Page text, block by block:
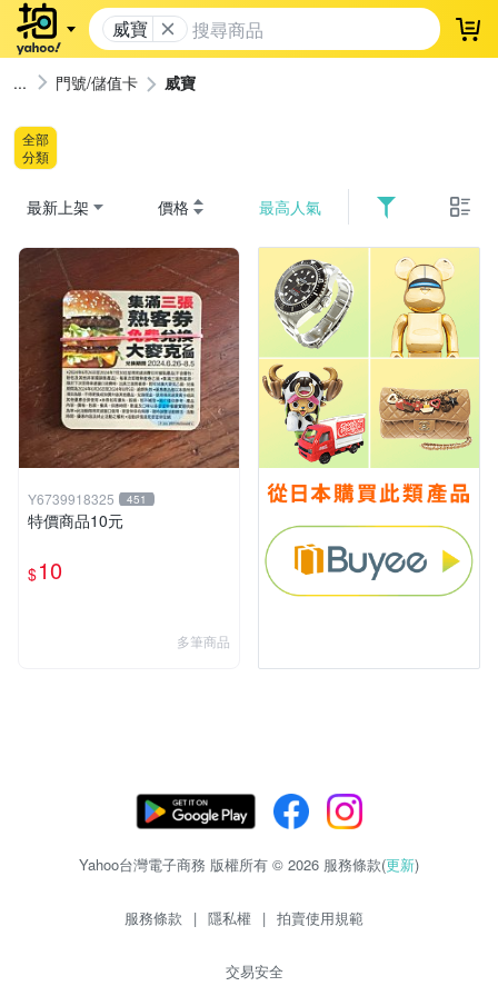
威寶 登
門號/儲值卡 威寶
全部
分類
最新上架 價格 最高人氣
Y6739918325 451
特價商品10元
$10
多筆商品
Yahoo台灣電子商務 版權所有 © 2026 服務條款(更新)
服務條款 | 隱私權 | 拍賣使用規範
交易安全